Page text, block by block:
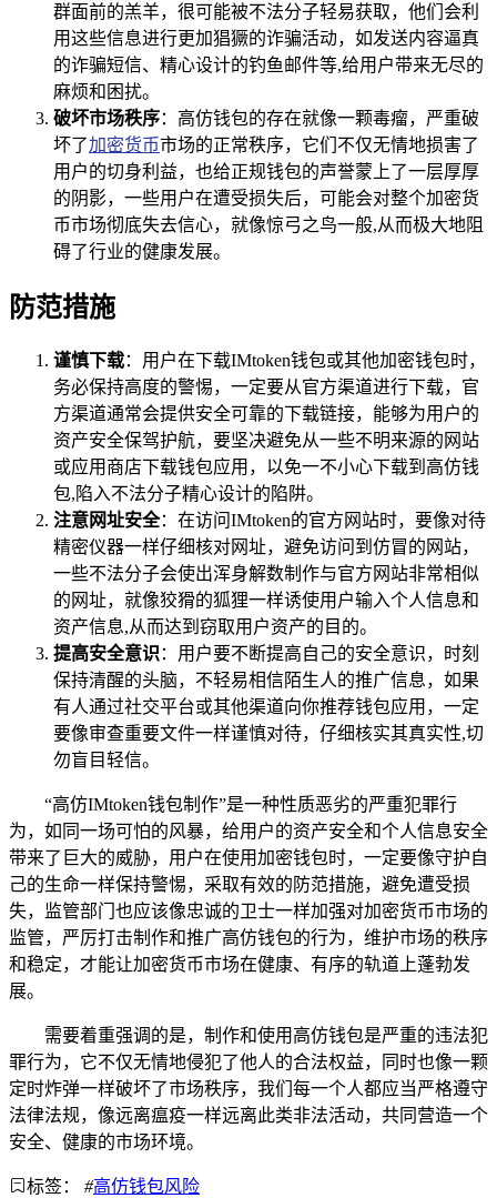
群面前的羔羊，很可能被不法分子轻易获取，他们会利
用这些信息进行更加猖獗的诈骗活动，如发送内容逼真
的诈骗短信、精心设计的钓鱼邮件等,给用户带来无尽的
麻烦和困扰。
破坏市场秩序：高仿钱包的存在就像一颗毒瘤，严重破
坏了加密货币市场的正常秩序，它们不仅无情地损害了
用户的切身利益，也给正规钱包的声誉蒙上了一层厚厚
的阴影，一些用户在遭受损失后，可能会对整个加密货
币市场彻底失去信心，就像惊弓之鸟一般,从而极大地阻
碍了行业的健康发展。
防范措施
谨慎下载：用户在下载IMtoken钱包或其他加密钱包时，
务必保持高度的警惕，一定要从官方渠道进行下载，官
方渠道通常会提供安全可靠的下载链接，能够为用户的
资产安全保驾护航，要坚决避免从一些不明来源的网站
或应用商店下载钱包应用，以免一不小心下载到高仿钱
包,陷入不法分子精心设计的陷阱。
注意网址安全：在访问IMtoken的官方网站时，要像对待
精密仪器一样仔细核对网址，避免访问到仿冒的网站，
一些不法分子会使出浑身解数制作与官方网站非常相似
的网址，就像狡猾的狐狸一样诱使用户输入个人信息和
资产信息,从而达到窃取用户资产的目的。
提高安全意识：用户要不断提高自己的安全意识，时刻
保持清醒的头脑，不轻易相信陌生人的推广信息，如果
有人通过社交平台或其他渠道向你推荐钱包应用，一定
要像审查重要文件一样谨慎对待，仔细核实其真实性,切
勿盲目轻信。
“高仿IMtoken钱包制作”是一种性质恶劣的严重犯罪行
为，如同一场可怕的风暴，给用户的资产安全和个人信息安全
带来了巨大的威胁，用户在使用加密钱包时，一定要像守护自
己的生命一样保持警惕，采取有效的防范措施，避免遭受损
失，监管部门也应该像忠诚的卫士一样加强对加密货币市场的
监管，严厉打击制作和推广高仿钱包的行为，维护市场的秩序
和稳定，才能让加密货币市场在健康、有序的轨道上蓬勃发
展。
需要着重强调的是，制作和使用高仿钱包是严重的违法犯
罪行为，它不仅无情地侵犯了他人的合法权益，同时也像一颗
定时炸弹一样破坏了市场秩序，我们每一个人都应当严格遵守
法律法规，像远离瘟疫一样远离此类非法活动，共同营造一个
安全、健康的市场环境。
标签： #高仿钱包风险